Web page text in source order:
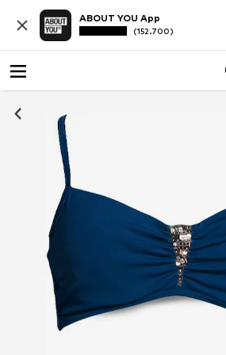
ABOUT YOU App
(152.700)